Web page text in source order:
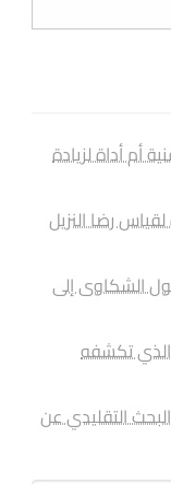
أم أداة لزيادة
رضا النزيل
الشكاوى إلى
تكشفه
التقليدي عن